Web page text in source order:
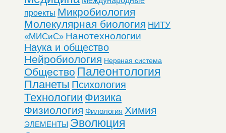
проекты Микробиология
Молекулярная биология НИТУ
«МИСиС» Нанотехнологии
Наука и общество
Нейробиология Нервная система
Общество Палеонтология
Планеты Психология
Технологии Физика
Физиология Филология Химия
ЭЛЕМЕНТЫ Эволюция